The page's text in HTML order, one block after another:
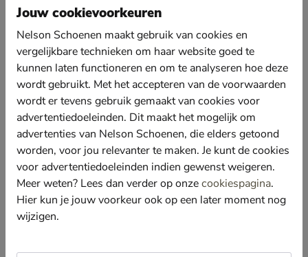
wandelingen maken en je outfit stijlvol afmaken.
Uitgevoerd in stevig gladleer. Dit vormt zich met
dragen om de voet en neemt een comfortabele
pasvorm aan.
Gevoerd met leer. Door het ademend effect van leer
blijven de voeten koel en fris, en behoud je een
gezond voetklimaat.
Bevat een foam-voetbed die lichte demping biedt
tijdens het lopen. Het voetbed is tevens uitneembaar,
waardoor eigen zolen ook gedragen kunnen worden.
Afgewerkt met een lichtgewicht loopzool met goede
grip.
Jouw cookievoorkeuren
Nelson Schoenen maakt gebruik van cookies en
vergelijkbare technieken om haar website goed te
kunnen laten functioneren en om te analyseren hoe deze
wordt gebruikt. Met het accepteren van de voorwaarden
wordt er tevens gebruik gemaakt van cookies voor
advertentiedoeleinden. Dit maakt het mogelijk om
advertenties van Nelson Schoenen, die elders getoond
worden, voor jou relevanter te maken. Je kunt de cookies
voor advertentiedoeleinden indien gewenst weigeren.
Meer weten? Lees dan verder op onzecookiespagina.
Hier kun je jouw voorkeur ook op een later moment nog
wijzigen.